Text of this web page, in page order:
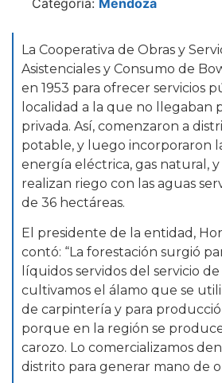
La Cooperativa de Obras y
Asistenciales y Consumo de
en 1953 para ofrecer servicios
localidad a la que no llegaban
privada. Así, comenzaron a
potable, y luego incorporaron
energía eléctrica, gas natural, y
realizan riego con las aguas
de 36 hectáreas.
El presidente de la entidad,
contó: “La forestación surgió
líquidos servidos del servicio
cultivamos el álamo que se
de carpintería y para
porque en la región se
carozo. Lo comercializamos
distrito para generar mano de